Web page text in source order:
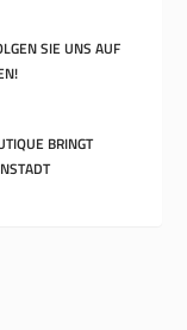
SIE UNS AUF
BRINGT